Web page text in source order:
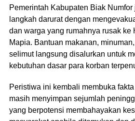
Pemerintah Kabupaten Biak Numfor
langkah darurat dengan
dan warga yang rumahnya rusak ke
Mapia. Bantuan makanan,
selimut langsung disalurkan untuk
kebutuhan dasar para korban
Peristiwa ini kembali membuka
masih menyimpan sejumlah
yang berpotensi membahayakan